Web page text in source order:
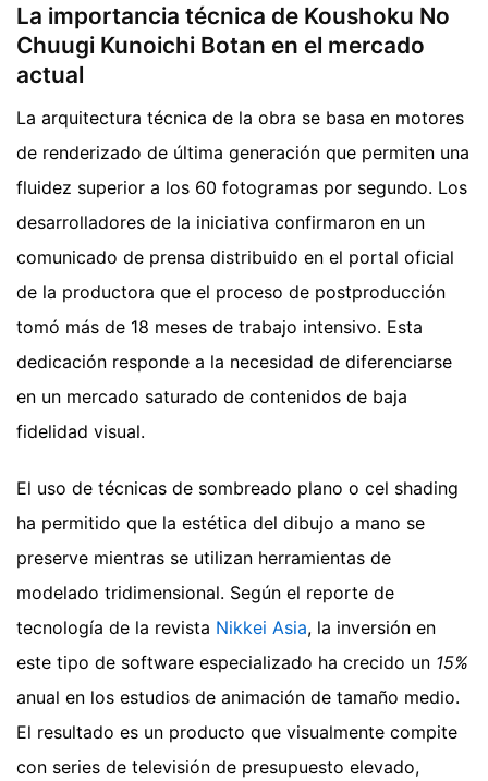
La importancia técnica de Koushoku No
Chuugi Kunoichi Botan en el mercado
actual
La arquitectura técnica de la obra se basa en motores
de renderizado de última generación que permiten una
fluidez superior a los 60 fotogramas por segundo. Los
desarrolladores de la iniciativa confirmaron en un
comunicado de prensa distribuido en el portal oficial
de la productora que el proceso de postproducción
tomó más de 18 meses de trabajo intensivo. Esta
dedicación responde a la necesidad de diferenciarse
en un mercado saturado de contenidos de baja
fidelidad visual.
El uso de técnicas de sombreado plano o cel shading
ha permitido que la estética del dibujo a mano se
preserve mientras se utilizan herramientas de
modelado tridimensional. Según el reporte de
tecnología de la revista Nikkei Asia, la inversión en
este tipo de software especializado ha crecido un 15%
anual en los estudios de animación de tamaño medio.
El resultado es un producto que visualmente compite
con series de televisión de presupuesto elevado,